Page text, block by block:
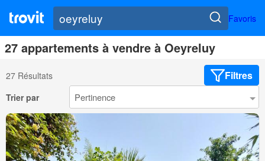
Favoris
27 appartements à vendre à Oeyreluy
27 Résultats Filtres
Trier par